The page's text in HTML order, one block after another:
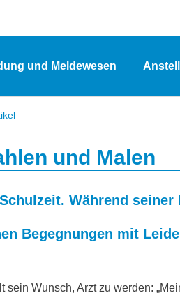
und Meldewesen
und Malen
Während seiner
Begegnungen mit
Wunsch, Arzt zu werden: